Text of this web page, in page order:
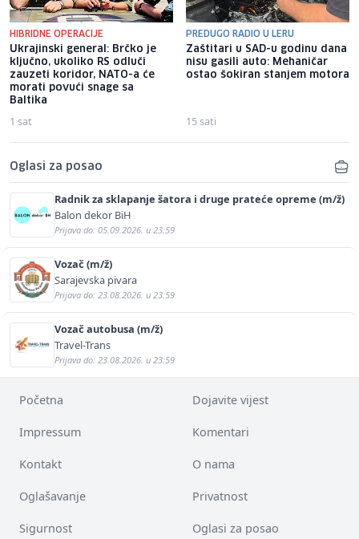
HIBRIDNE OPERACIJE
Ukrajinski general: Brčko je
ključno, ukoliko RS odluči
zauzeti koridor, NATO-a će
morati povući snage sa
Baltika
1 sat
PREDUGO RADIO U LERU
Zaštitari u SAD-u godinu dana
nisu gasili auto: Mehaničar
ostao šokiran stanjem motora
15 sati
Oglasi za posao
Radnik za sklapanje šatora i druge prateće opreme (m/ž)
Balon dekor BiH
Prijava do: 05.09.2026. u 23:59
Vozač (m/ž)
Sarajevska pivara
Prijava do: 23.08.2026. u 23:59
Vozač autobusa (m/ž)
Travel-Trans
Prijava do: 23.08.2026. u 23:59
Početna Dojavite vijest
Impressum Komentari
Kontakt O nama
Oglašavanje Privatnost
Sigurnost Oglasi za posao